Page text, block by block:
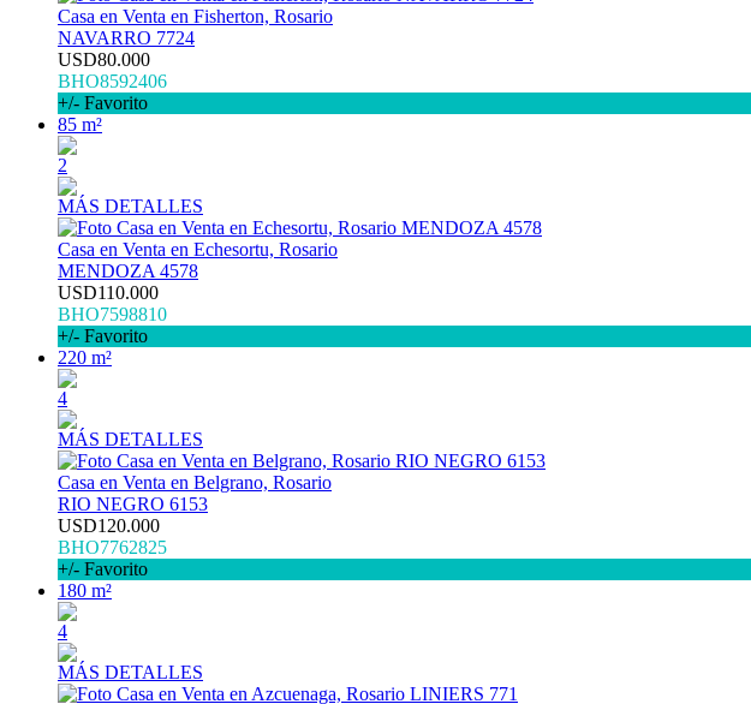
Casa en Venta en Fisherton, Rosario
NAVARRO 7724
USD80.000
BHO8592406
+/- Favorito
85 m²
2
MÁS DETALLES
Casa en Venta en Echesortu, Rosario
MENDOZA 4578
USD110.000
BHO7598810
+/- Favorito
220 m²
4
MÁS DETALLES
Casa en Venta en Belgrano, Rosario
RIO NEGRO 6153
USD120.000
BHO7762825
+/- Favorito
180 m²
4
MÁS DETALLES